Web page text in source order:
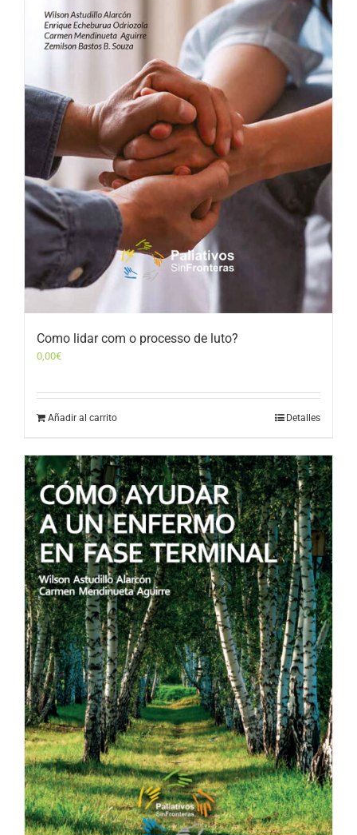
Como lidar com o processo de luto?
0,00€
Añadir al carrito Detalles